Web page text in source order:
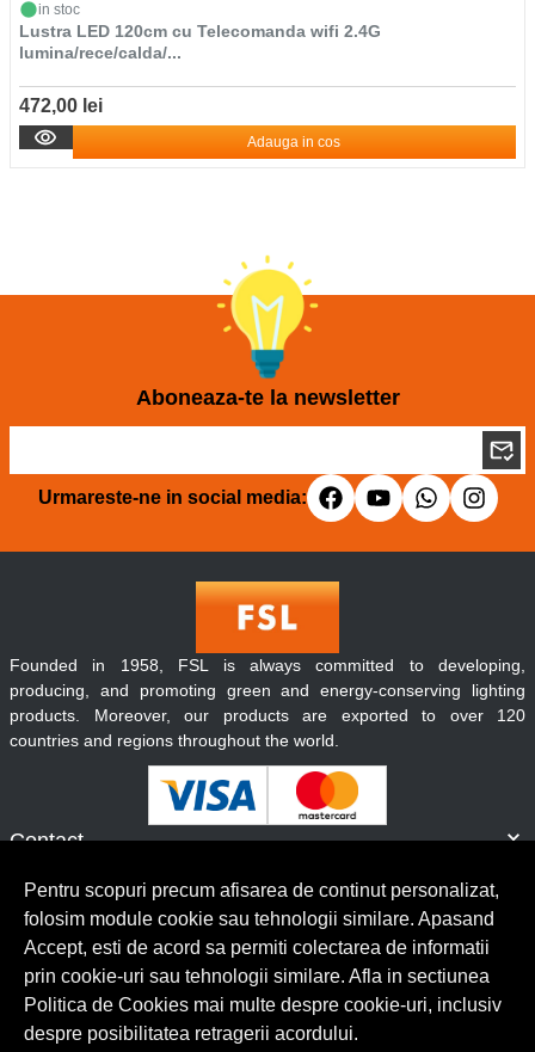
in stoc
Lustra LED 120cm cu Telecomanda wifi 2.4G
lumina/rece/calda/...
472,00 lei
Adauga in cos
Aboneaza-te la newsletter
Urmareste-ne in social media:
Contact
Servicii clienti
Founded in 1958, FSL is always committed to developing,
producing, and promoting green and energy-conserving lighting
products. Moreover, our products are exported to over 120
countries and regions throughout the world.
© Copyright 2026 Lumilux. Toate drepturile rezervate.
Pentru scopuri precum afisarea de continut personalizat,
folosim module cookie sau tehnologii similare. Apasand
Accept, esti de acord sa permiti colectarea de informatii
prin cookie-uri sau tehnologii similare. Afla in sectiunea
Politica de Cookies mai multe despre cookie-uri, inclusiv
despre posibilitatea retragerii acordului.